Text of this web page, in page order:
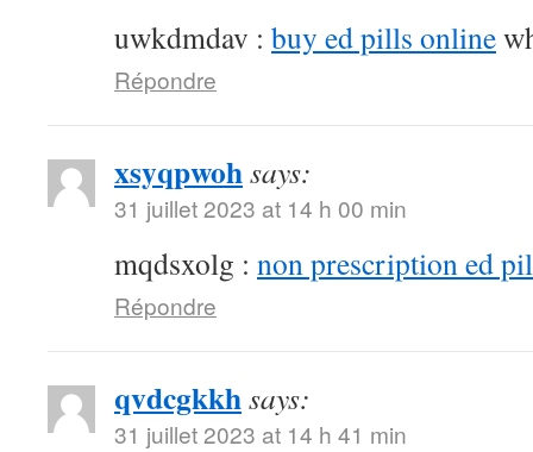
uwkdmdav : buy ed pills online
Répondre
xsyqpwohsays:
31 juillet 2023 at 14 h 00 min
mqdsxolg : non prescription ed
Répondre
qvdcgkkhsays:
31 juillet 2023 at 14 h 41 min